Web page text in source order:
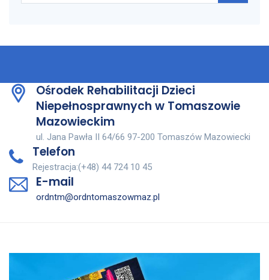
Ośrodek Rehabilitacji Dzieci
Niepełnosprawnych w Tomaszowie
Mazowieckim
ul. Jana Pawła II 64/66 97-200 Tomaszów Mazowiecki
Telefon
Rejestracja:(+48) 44 724 10 45
E-mail
ordntm@ordntomaszowmaz.pl